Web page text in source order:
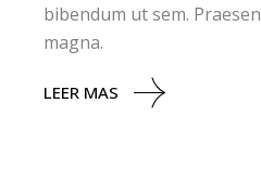
bibendum ut sem.
magna.
LEER MAS